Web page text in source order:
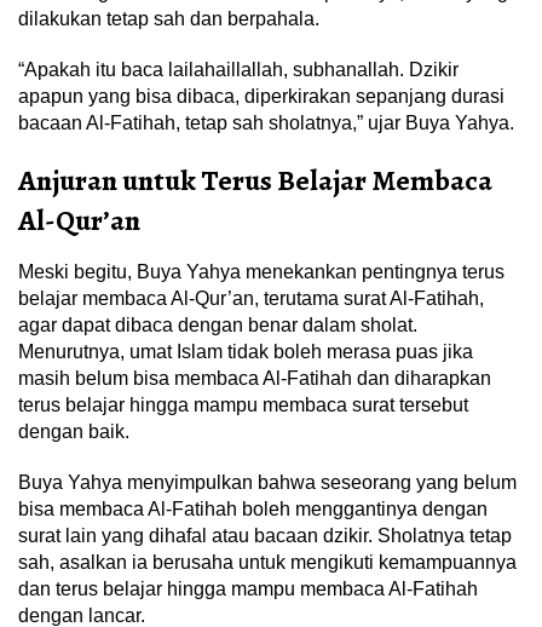
dilakukan tetap sah dan berpahala.
“Apakah itu baca lailahaillallah, subhanallah. Dzikir
apapun yang bisa dibaca, diperkirakan sepanjang durasi
bacaan Al-Fatihah, tetap sah sholatnya,” ujar Buya Yahya.
Anjuran untuk Terus Belajar Membaca
Al-Qur’an
Meski begitu, Buya Yahya menekankan pentingnya terus
belajar membaca Al-Qur’an, terutama surat Al-Fatihah,
agar dapat dibaca dengan benar dalam sholat.
Menurutnya, umat Islam tidak boleh merasa puas jika
masih belum bisa membaca Al-Fatihah dan diharapkan
terus belajar hingga mampu membaca surat tersebut
dengan baik.
Buya Yahya menyimpulkan bahwa seseorang yang belum
bisa membaca Al-Fatihah boleh menggantinya dengan
surat lain yang dihafal atau bacaan dzikir. Sholatnya tetap
sah, asalkan ia berusaha untuk mengikuti kemampuannya
dan terus belajar hingga mampu membaca Al-Fatihah
dengan lancar.